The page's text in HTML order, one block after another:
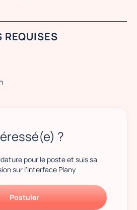
REQUISES
?
pour le poste et suis sa
sur l'interface Plany
Postuler